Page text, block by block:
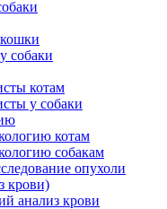
собаки
котам
у собаки
котам
собакам
опухоли
крови)
анализ крови